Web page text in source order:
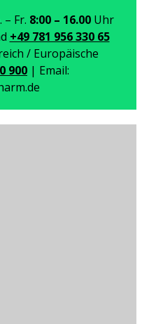
Fr. 8:00 – 16.00Uhr
+49 781 956 330 65
/ Europäische
900 | Email: